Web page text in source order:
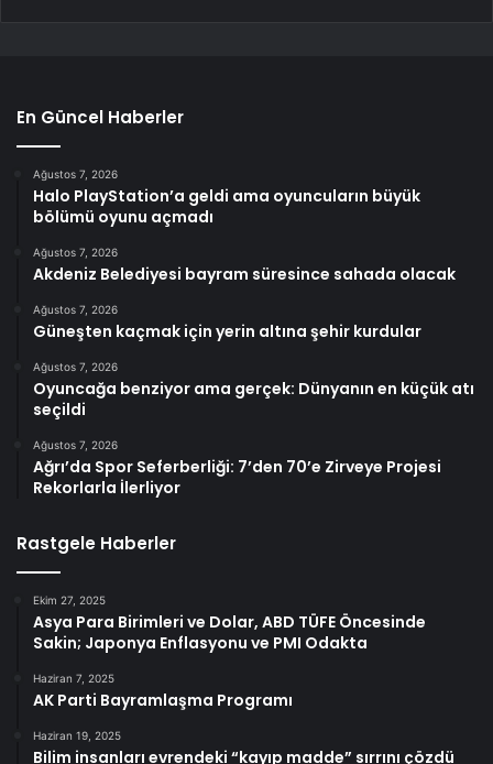
En Güncel Haberler
Ağustos 7, 2026
Halo PlayStation’a geldi ama oyuncuların büyük
bölümü oyunu açmadı
Ağustos 7, 2026
Akdeniz Belediyesi bayram süresince sahada olacak
Ağustos 7, 2026
Güneşten kaçmak için yerin altına şehir kurdular
Ağustos 7, 2026
Oyuncağa benziyor ama gerçek: Dünyanın en küçük atı
seçildi
Ağustos 7, 2026
Ağrı’da Spor Seferberliği: 7’den 70’e Zirveye Projesi
Rekorlarla İlerliyor
Rastgele Haberler
Ekim 27, 2025
Asya Para Birimleri ve Dolar, ABD TÜFE Öncesinde
Sakin; Japonya Enflasyonu ve PMI Odakta
Haziran 7, 2025
AK Parti Bayramlaşma Programı
Haziran 19, 2025
Bilim insanları evrendeki “kayıp madde” sırrını çözdü